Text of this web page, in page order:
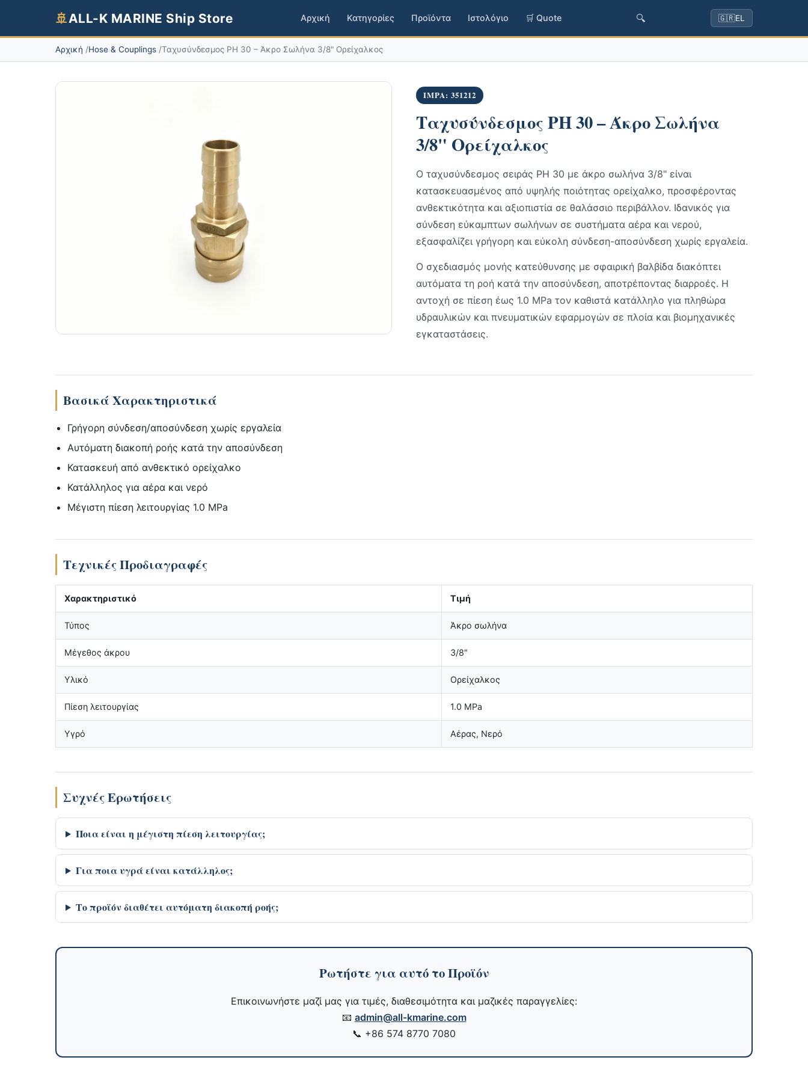
🚢ALL-K MARINE Ship Store Αρχική Κατηγορίες Προϊόντα Ιστολόγιο 🛒 Quote 🔍 🇬🇷EL
Αρχική Hose & Couplings Ταχυσύνδεσμος PH 30 – Άκρο Σωλήνα 3/8" Ορείχαλκος
IMPA: 351212
Ταχυσύνδεσμος PH 30 – Άκρο Σωλήνα
3/8" Ορείχαλκος
Ο ταχυσύνδεσμος σειράς PH 30 με άκρο σωλήνα 3/8" είναι
κατασκευασμένος από υψηλής ποιότητας ορείχαλκο, προσφέροντας
ανθεκτικότητα και αξιοπιστία σε θαλάσσιο περιβάλλον. Ιδανικός για
σύνδεση εύκαμπτων σωλήνων σε συστήματα αέρα και νερού,
εξασφαλίζει γρήγορη και εύκολη σύνδεση-αποσύνδεση χωρίς εργαλεία.
Ο σχεδιασμός μονής κατεύθυνσης με σφαιρική βαλβίδα διακόπτει
αυτόματα τη ροή κατά την αποσύνδεση, αποτρέποντας διαρροές. Η
αντοχή σε πίεση έως 1.0 MPa τον καθιστά κατάλληλο για πληθώρα
υδραυλικών και πνευματικών εφαρμογών σε πλοία και βιομηχανικές
εγκαταστάσεις.
Βασικά Χαρακτηριστικά
Γρήγορη σύνδεση/αποσύνδεση χωρίς εργαλεία
Αυτόματη διακοπή ροής κατά την αποσύνδεση
Κατασκευή από ανθεκτικό ορείχαλκο
Κατάλληλος για αέρα και νερό
Μέγιστη πίεση λειτουργίας 1.0 MPa
Τεχνικές Προδιαγραφές
Χαρακτηριστικό Τιμή
Τύπος Άκρο σωλήνα
Μέγεθος άκρου 3/8"
Υλικό Ορείχαλκος
Πίεση λειτουργίας 1.0 MPa
Υγρό Αέρας, Νερό
Συχνές Ερωτήσεις
Ποια είναι η μέγιστη πίεση λειτουργίας;
Για ποια υγρά είναι κατάλληλος;
Το προϊόν διαθέτει αυτόματη διακοπή ροής;
Ρωτήστε για αυτό το Προϊόν
Επικοινωνήστε μαζί μας για τιμές, διαθεσιμότητα και μαζικές παραγγελίες:
📧 admin@all-kmarine.com
📞 +86 574 8770 7080